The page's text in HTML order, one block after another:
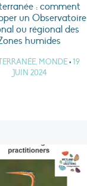
: comment
un Observatoire
ou régional des
humides
MONDE•19
JUIN 2024